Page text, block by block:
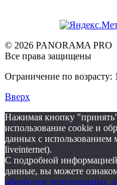
© 2026 PANORAMA PRO
Все права защищены
Ограничение по возрасту:
Вверх
Нажимая кнопку
использование cookie и
данных с использованием
liveinternet).
С подробной
данные, вы можете
обработки персональных